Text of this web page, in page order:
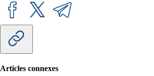
Articles connexes